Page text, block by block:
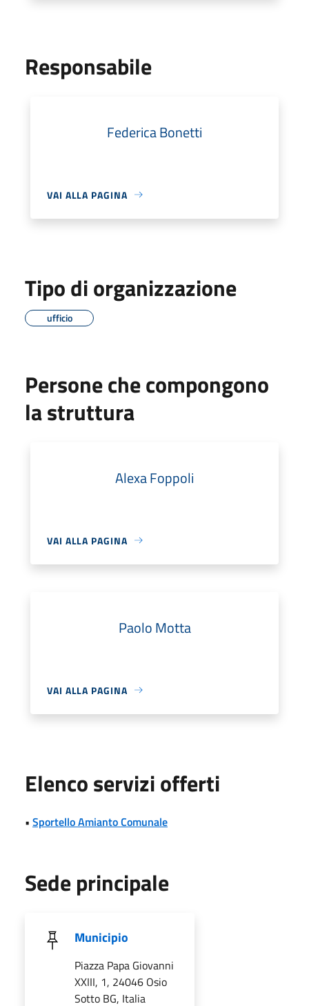
Responsabile
Federica Bonetti
VAI ALLA PAGINA
Tipo di organizzazione
ufficio
Persone che compongono
la struttura
Alexa Foppoli
VAI ALLA PAGINA
Paolo Motta
VAI ALLA PAGINA
Elenco servizi offerti
• Sportello Amianto Comunale
Sede principale
Municipio
Piazza Papa Giovanni
XXIII, 1, 24046 Osio
Sotto BG, Italia